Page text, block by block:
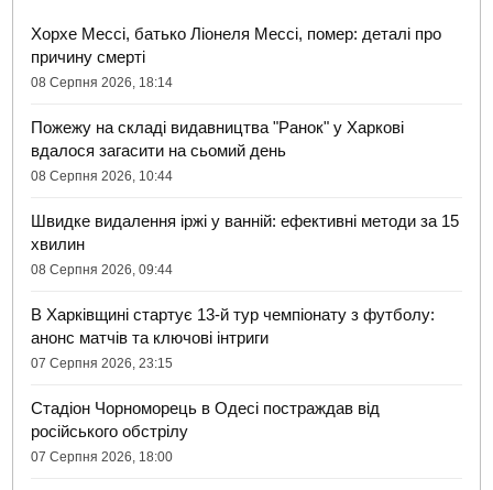
Хорхе Мессі, батько Ліонеля Мессі, помер: деталі про
причину смерті
08 Серпня 2026, 18:14
Пожежу на складі видавництва "Ранок" у Харкові
вдалося загасити на сьомий день
08 Серпня 2026, 10:44
Швидке видалення іржі у ванній: ефективні методи за 15
хвилин
08 Серпня 2026, 09:44
В Харківщині стартує 13-й тур чемпіонату з футболу:
анонс матчів та ключові інтриги
07 Серпня 2026, 23:15
Стадіон Чорноморець в Одесі постраждав від
російського обстрілу
07 Серпня 2026, 18:00